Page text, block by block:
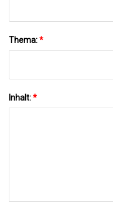
Thema:*
Inhalt:*